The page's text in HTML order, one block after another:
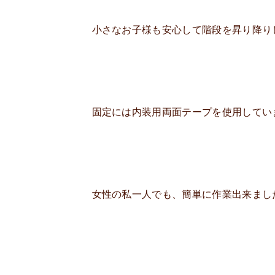
小さなお子様も安心して階段を昇り降
固定には内装用両面テープを使用して
女性の私一人でも、簡単に作業出来まし